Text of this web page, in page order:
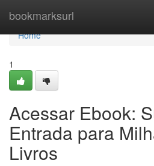
bookmarksurl
Home
Home
1
Acessar Ebook:
Entrada para
Livros